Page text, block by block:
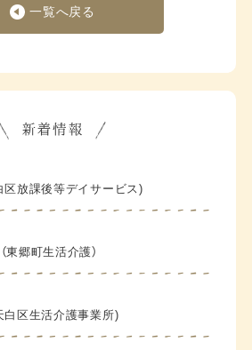
一覧へ戻る
放課後等デイサービス)
東郷町生活介護）
区生活介護事業所)